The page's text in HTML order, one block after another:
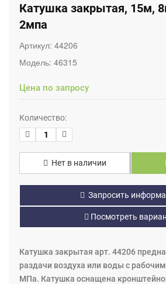
Катушка закрытая, 15м,
2мпа
Артикул: 44206
Модель: 46315
Цена по запросу
Количество:
Нет в наличии
Запросить
Посмотреть
Катушка закрытая арт. 44206
раздачи воздуха или воды с
МПа. Катушка оснащена